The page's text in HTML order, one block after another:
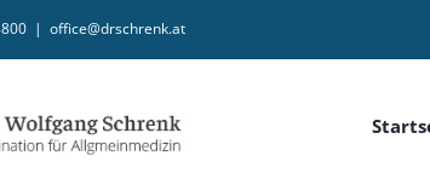
| office@drschrenk.at